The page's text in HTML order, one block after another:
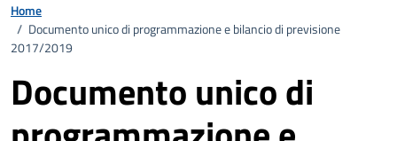
Home
/ Documento unico di programmazione e bilancio di previsione
2017/2019
Documento unico di